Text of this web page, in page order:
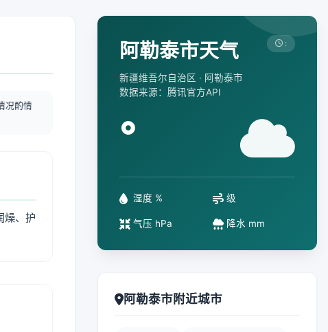
况酌情
燥、护
阿勒泰市天气
新疆维吾尔自治区 · 阿勒泰市
数据来源：腾讯官方API
:
°
湿度 % 级
气压 hPa 降水 mm
阿勒泰市附近城市